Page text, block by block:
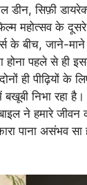
डीन, सिफ़ी
महोत्सव के
के बीच, जाने-
पहले से ही
ही पीढ़ियों के
बखूबी निभा रहा
ने हमारे
पाना असंभव सा